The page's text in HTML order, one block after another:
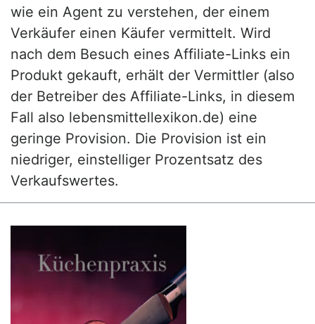
wie ein Agent zu verstehen, der einem
Verkäufer einen Käufer vermittelt. Wird
nach dem Besuch eines Affiliate-Links ein
Produkt gekauft, erhält der Vermittler (also
der Betreiber des Affiliate-Links, in diesem
Fall also lebensmittellexikon.de) eine
geringe Provision. Die Provision ist ein
niedriger, einstelliger Prozentsatz des
Verkaufswertes.